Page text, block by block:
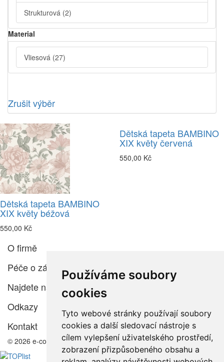
Používáme soubory
cookies
Tyto webové stránky používají soubory
cookies a další sledovací nástroje s
cílem vylepšení uživatelského prostředí,
zobrazení přizpůsobeného obsahu a
Strukturová (2)
Material
Vliesová (27)
Zrušit výběr
Dětská tapeta BAMBINO
XIX květy béžová
550,00 Kč
Dětská tapeta BAMBINO
XIX květy červená
550,00 Kč
O firmě
Péče o zákazníka
Najdete nás
Odkazy
Kontakt
© 2026 e-color.cz